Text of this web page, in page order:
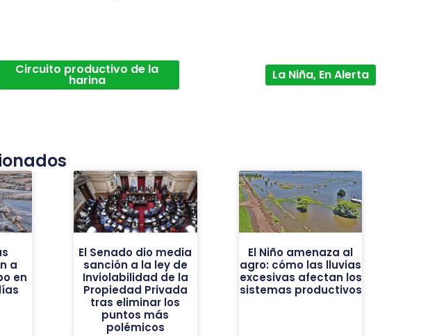
Circuito productivo de la
harina La Niña, En Alerta
a
en
El Senado dio media
sanción a la ley de
Inviolabilidad de la
Propiedad Privada
tras eliminar los
puntos más
polémicos
El Niño amenaza al
agro: cómo las lluvias
excesivas afectan los
sistemas productivos